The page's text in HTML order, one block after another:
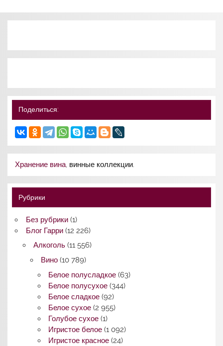
Поделиться:
Хранение вина, винные коллекции.
Рубрики
Без рубрики(1)
Блог Гарри(12 226)
Алкоголь(11 556)
Вино(10 789)
Белое полусладкое (63)
Белое полусухое (344)
Белое сладкое (92)
Белое сухое (2 955)
Голубое сухое (1)
Игристое белое (1 092)
Игристое красное (24)